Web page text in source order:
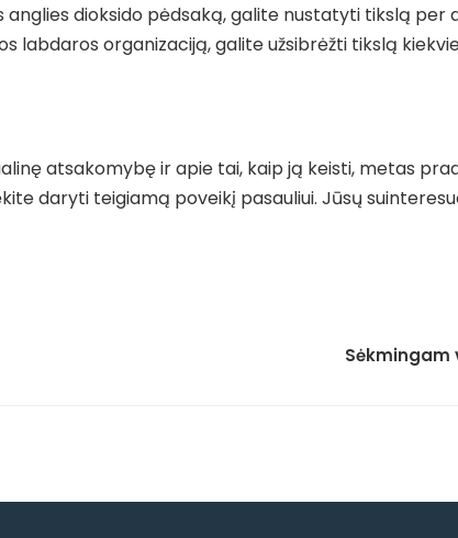
anglies dioksido pėdsaką, galite nustatyti tikslą
labdaros organizaciją, galite užsibrėžti tikslą
atsakomybę ir apie tai, kaip ją keisti, metas
daryti teigiamą poveikį pasauliui. Jūsų
Sėkmingam